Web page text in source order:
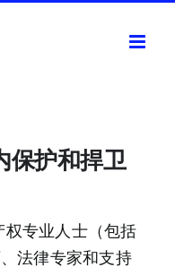
保护和捍卫
权专业人士（包括
法律专家和支持